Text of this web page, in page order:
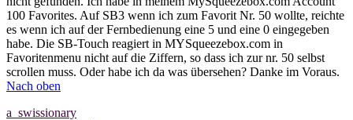
100 Favorites. Auf SB3 wenn ich zum Favorit Nr. 50 wollte, reichte
es wenn ich auf der Fernbedienung eine 5 und eine 0 eingegeben
habe. Die SB-Touch reagiert in MYSqueezebox.com in
Favoritenmenu nicht auf die Ziffern, so dass ich zur nr. 50 selbst
scrollen muss. Oder habe ich da was übersehen? Danke im Voraus.
Nach oben
a_swissionary